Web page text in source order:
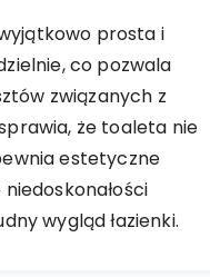
prosta i
co pozwala
związanych z
że toaleta nie
estetyczne
wygląd łazienki.